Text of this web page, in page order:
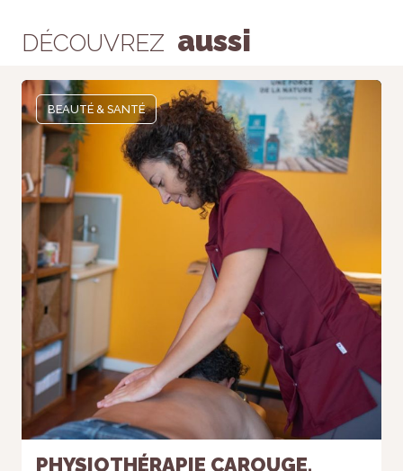
DÉCOUVREZ aussi
BEAUTÉ & SANTÉ
PHYSIOTHÉRAPIE CAROUGE,